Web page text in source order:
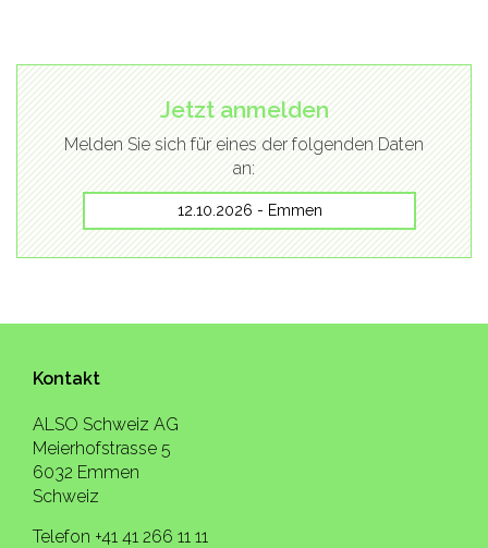
Jetzt anmelden
Melden Sie sich für eines der folgenden Daten
an:
12.10.2026 - Emmen
Kontakt
ALSO Schweiz AG
Meierhofstrasse 5
6032 Emmen
Schweiz
Telefon +41 41 266 11 11